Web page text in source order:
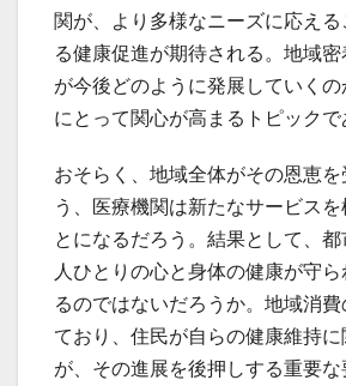
関が、より多様なニーズに応え
る健康促進が期待される。地域
が今後どのように発展していくの
にとって関心が高まるトピックで
おそらく、地域全体がその恩恵を
う、医療機関は新たなサービスを
とになるだろう。結果として、
人ひとりの心と身体の健康が守
るのではないだろうか。地域消
ており、住民が自らの健康維持に
が、その進展を後押しする重要な